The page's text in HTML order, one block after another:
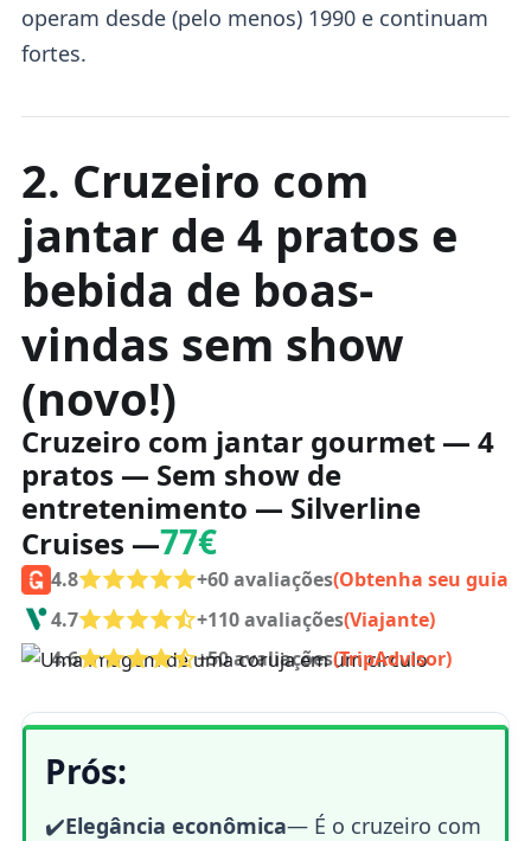
operam desde (pelo menos) 1990 e continuam
fortes.
2. Cruzeiro com
jantar de 4 pratos e
bebida de boas-
vindas sem show
(novo!)
Cruzeiro com jantar gourmet — 4
pratos — Sem show de
entretenimento — Silverline
Cruises —77€
+60 avaliações(Obtenha seu guia)
4.8
+110 avaliações(Viajante)
4.7
+50 avaliações(TripAdvisor)
4.6
Prós:
✔️Elegância econômica— É o cruzeiro com